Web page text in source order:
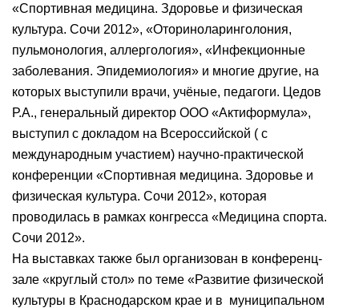
«Спортивная медицина. Здоровье и физическая
культура. Сочи 2012», «Оториноларинголония,
пульмонология, аллергология», «Инфекционные
заболевания. Эпидемиология» и многие другие, на
которых выступили врачи, учёные, педагоги. Цедов
Р.А., генеральный директор ООО «Актиформула»,
выступил с докладом на Всероссийской ( с
международным участием) научно-практической
конференции «Спортивная медицина. Здоровье и
физическая культура. Сочи 2012», которая
проводилась в рамках конгресса «Медицина спорта.
Сочи 2012».
На выставках также был организован в конференц-
зале «круглый стол» по теме «Развитие физической
культуры в Краснодарском крае и в муниципальном